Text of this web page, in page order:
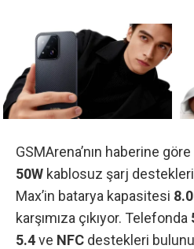
GSMArena’nın haberine göre
50W kablosuz şarj
Max’in batarya kapasitesi
karşımıza çıkıyor. Telefonda
5.4ve NFC destekleri